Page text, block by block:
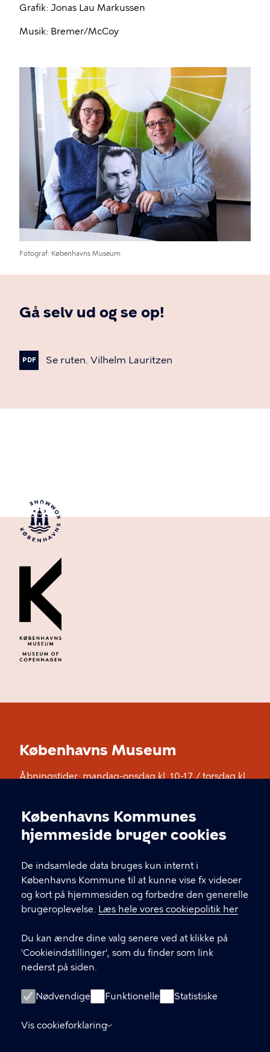
Cookieindstillinger
Københavns Kommunes
hjemmeside bruger cookies
De indsamlede data bruges kun internt i
Københavns Kommune til at kunne vise fx videoer
og kort på hjemmesiden og forbedre den generelle
brugeroplevelse. Læs hele vores cookiepolitik her
Du kan ændre dine valg senere ved at klikke på
'Cookieindstillinger', som du finder som link
nederst på siden.
Nødvendige Funktionelle Statistiske
Vis cookieforklaring
Grafik: Jonas Lau Markussen
Musik: Bremer/McCoy
Billede
Fotograf Københavns Museum
Gå selv ud og se op!
PDF Se ruten. Vilhelm Lauritzen
Københavns Museum
Åbningstider: mandag-onsdag kl. 10-17 / torsdag kl.
Thursday 10-20 / Friday 10-17 / Saturday and
Sunday 11-17
KONTAKT
Stormgade 18, 1555 København V
+45 21 76 43 66
CVR nr.: 64 94 22 12 - EAN: 5798009780324
LINKS